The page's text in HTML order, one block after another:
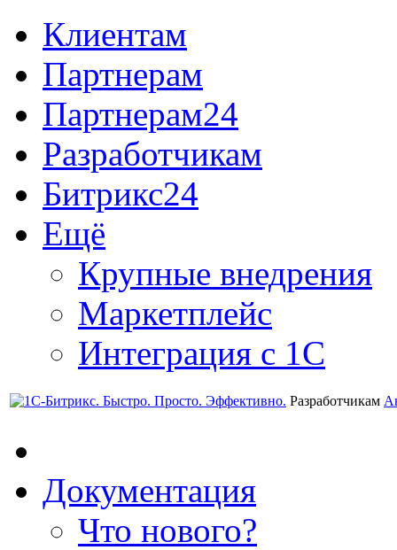
Клиентам
Партнерам
Партнерам24
Разработчикам
Битрикс24
Ещё
Крупные внедрения
Маркетплейс
Интеграция с 1С
Разработчикам
Документация
Что нового?